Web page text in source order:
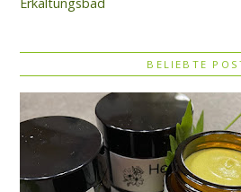
Erkältungsbad
BELIEBTE